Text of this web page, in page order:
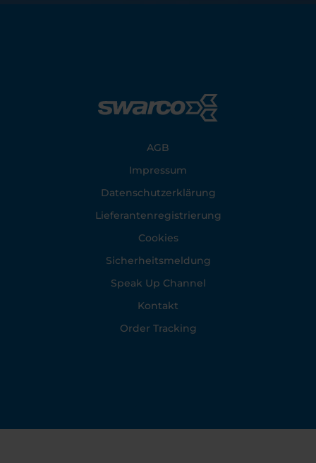
AGB
Impressum
Datenschutzerklärung
Lieferantenregistrierung
Cookies
Sicherheitsmeldung
Speak Up Channel
Kontakt
Order Tracking